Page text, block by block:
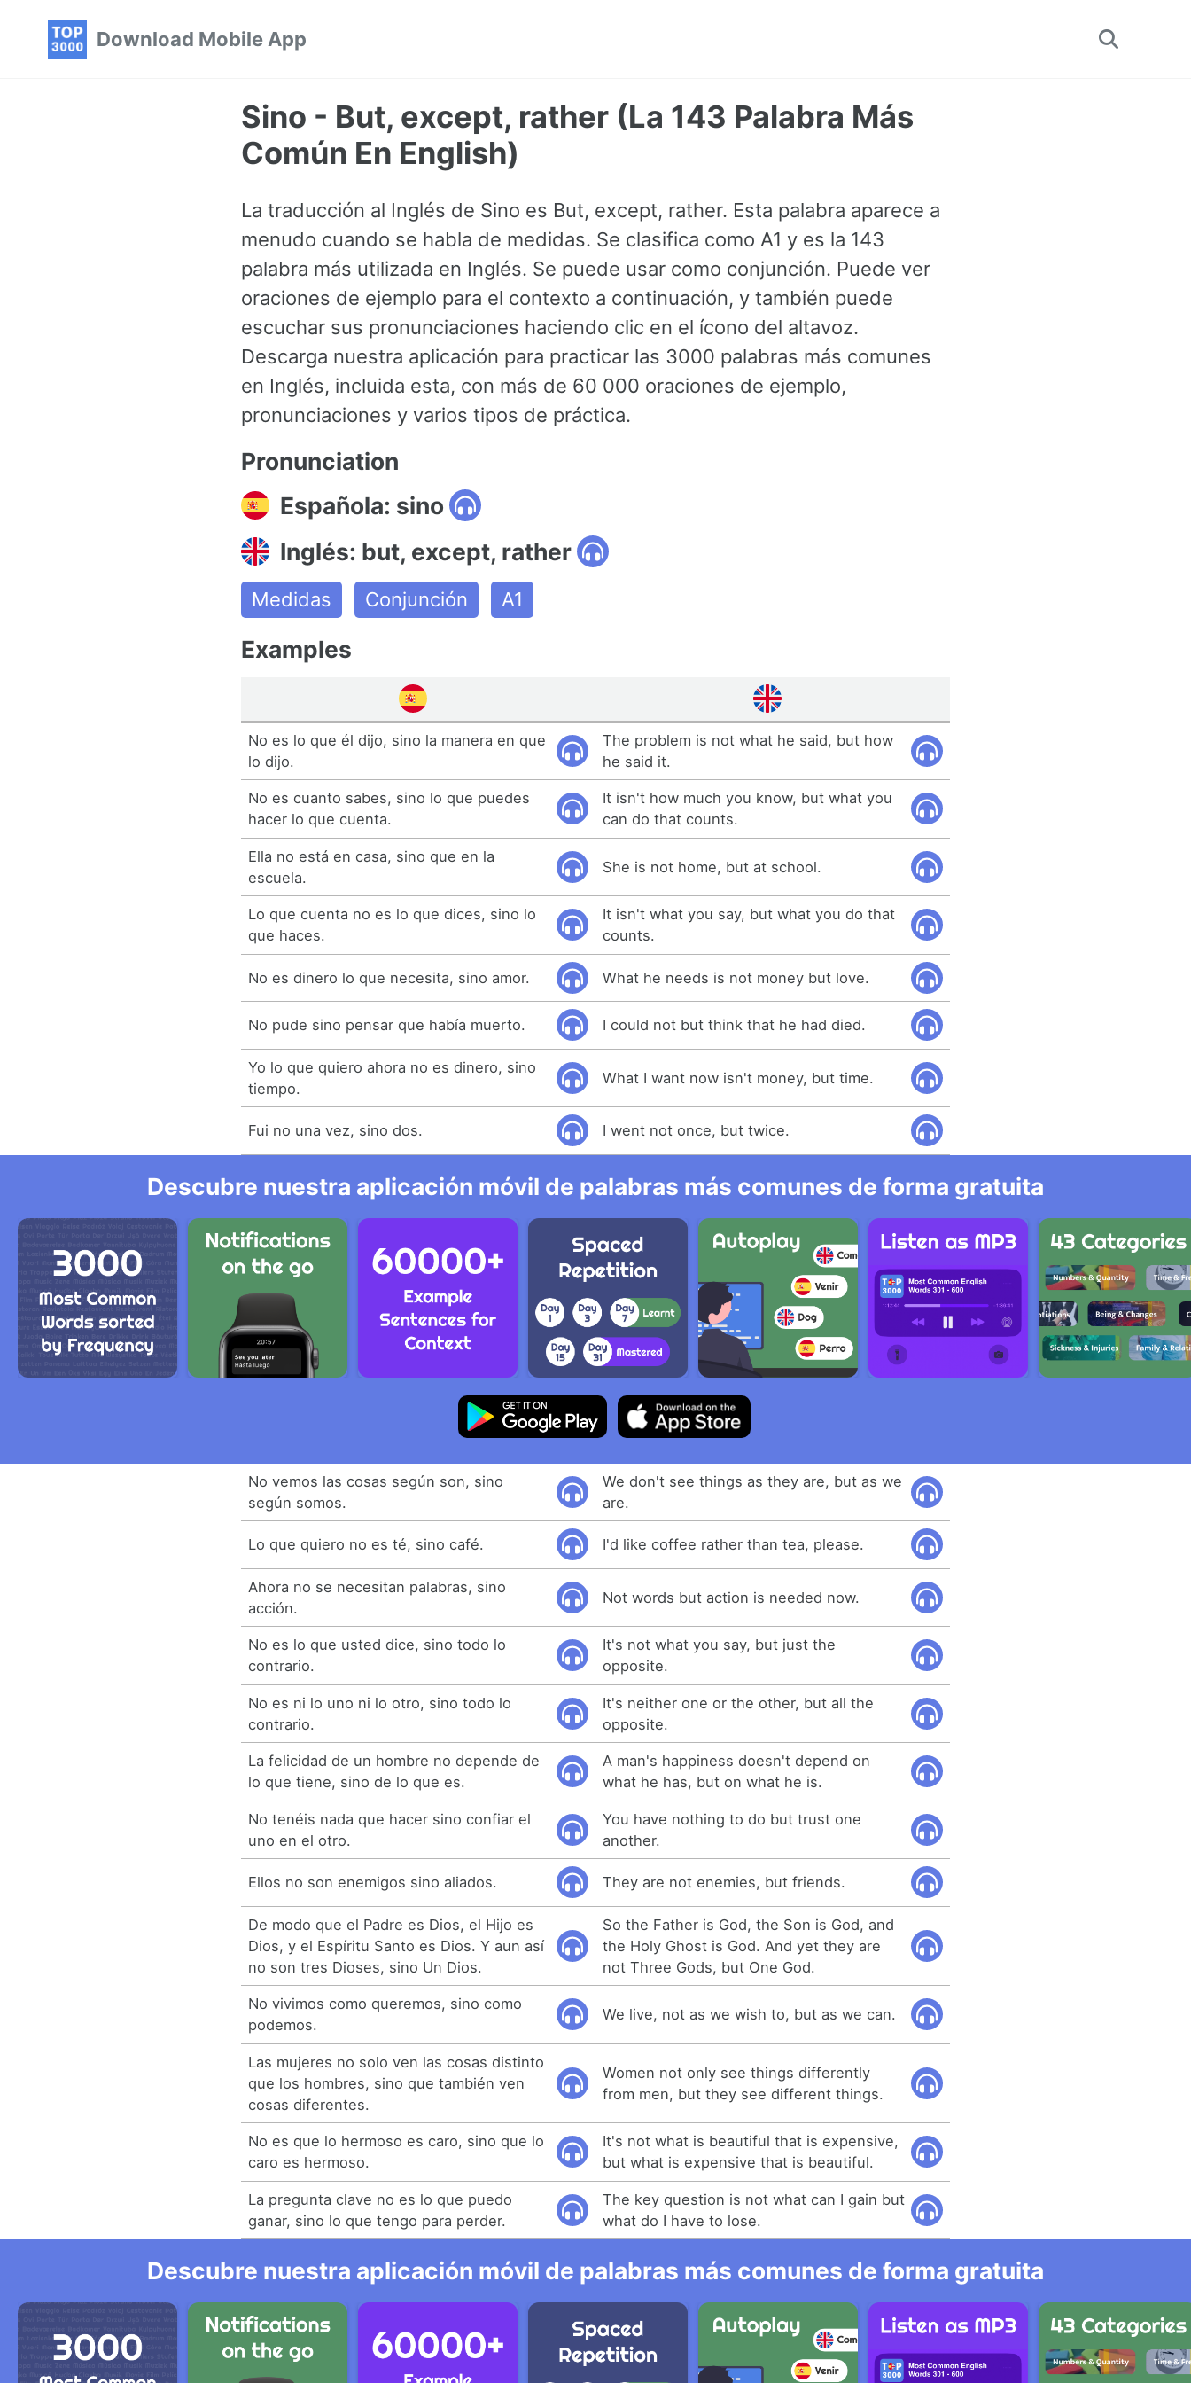
Download Mobile App
Toggle
Sino - But, except, rather (La 143 Palabra Más
Común En English)
La traducción al Inglés de Sino es But, except, rather. Esta palabra aparece a
menudo cuando se habla de medidas. Se clasifica como A1 y es la 143
palabra más utilizada en Inglés. Se puede usar como conjunción. Puede ver
oraciones de ejemplo para el contexto a continuación, y también puede
escuchar sus pronunciaciones haciendo clic en el ícono del altavoz.
Descarga nuestra aplicación para practicar las 3000 palabras más comunes
en Inglés, incluida esta, con más de 60 000 oraciones de ejemplo,
pronunciaciones y varios tipos de práctica.
Pronunciation
Española: sino
Inglés: but, except, rather
Medidas Conjunción A1
Examples
No es lo que él dijo, sino la manera en que
lo dijo.
The problem is not what he said, but how
he said it.
No es cuanto sabes, sino lo que puedes
hacer lo que cuenta.
It isn't how much you know, but what you
can do that counts.
Ella no está en casa, sino que en la
escuela.
She is not home, but at school.
Lo que cuenta no es lo que dices, sino lo
que haces.
It isn't what you say, but what you do that
counts.
No es dinero lo que necesita, sino amor. What he needs is not money but love.
No pude sino pensar que había muerto. I could not but think that he had died.
Yo lo que quiero ahora no es dinero, sino
tiempo.
What I want now isn't money, but time.
Fui no una vez, sino dos. I went not once, but twice.
Descubre nuestra aplicación móvil de palabras más comunes de forma gratuita
No vemos las cosas según son, sino
según somos.
We don't see things as they are, but as we
are.
Lo que quiero no es té, sino café. I'd like coffee rather than tea, please.
Ahora no se necesitan palabras, sino
acción.
Not words but action is needed now.
No es lo que usted dice, sino todo lo
contrario.
It's not what you say, but just the
opposite.
No es ni lo uno ni lo otro, sino todo lo
contrario.
It's neither one or the other, but all the
opposite.
La felicidad de un hombre no depende de
lo que tiene, sino de lo que es.
A man's happiness doesn't depend on
what he has, but on what he is.
No tenéis nada que hacer sino confiar el
uno en el otro.
You have nothing to do but trust one
another.
Ellos no son enemigos sino aliados. They are not enemies, but friends.
De modo que el Padre es Dios, el Hijo es
Dios, y el Espíritu Santo es Dios. Y aun así
no son tres Dioses, sino Un Dios.
So the Father is God, the Son is God, and
the Holy Ghost is God. And yet they are
not Three Gods, but One God.
No vivimos como queremos, sino como
podemos.
We live, not as we wish to, but as we can.
Las mujeres no solo ven las cosas distinto
que los hombres, sino que también ven
cosas diferentes.
Women not only see things differently
from men, but they see different things.
No es que lo hermoso es caro, sino que lo
caro es hermoso.
It's not what is beautiful that is expensive,
but what is expensive that is beautiful.
La pregunta clave no es lo que puedo
ganar, sino lo que tengo para perder.
The key question is not what can I gain but
what do I have to lose.
Descubre nuestra aplicación móvil de palabras más comunes de forma gratuita